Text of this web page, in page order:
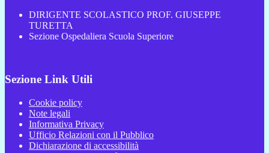
DIRIGENTE SCOLASTICO PROF. GIUSEPPE
TURETTA
Sezione Ospedaliera Scuola Superiore
Sezione Link Utili
Cookie policy
Note legali
Informativa Privacy
Ufficio Relazioni con il Pubblico
Dichiarazione di accessibilità